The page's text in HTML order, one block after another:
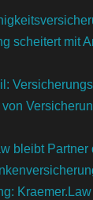
scheitert mit
bleibt Partner